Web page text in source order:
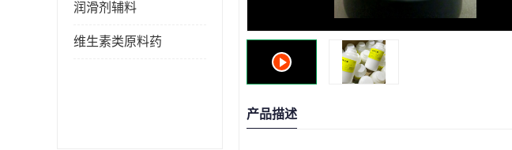
润滑剂辅料
维生素类原料药
产品描述